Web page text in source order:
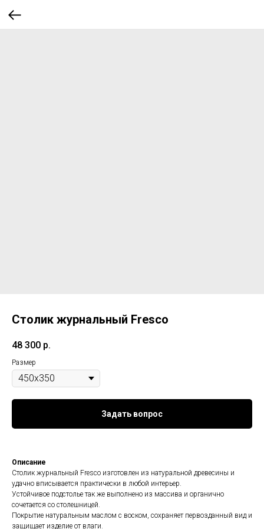
Столик журнальный Fresco
48 300 р.
Размер
Задать вопрос
Описание
Столик журнальный Fresco изготовлен из натуральной древесины и
удачно вписывается практически в любой интерьер.
Устойчивое подстолье так же выполнено из массива и органично
сочетается со столешницей.
Покрытие натуральным маслом с воском, сохраняет первозданный вид и
защищает изделие от влаги.